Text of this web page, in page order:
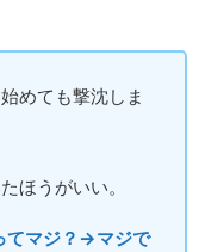
めても撃沈しま
ほうがいい。
てマジ？→マジで